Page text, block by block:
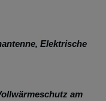
Elektrische
am